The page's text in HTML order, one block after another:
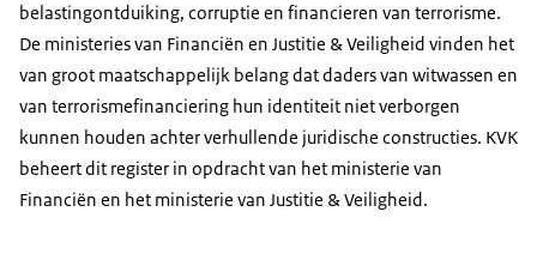
belastingontduiking, corruptie en financieren van terrorisme.
De ministeries van Financiën en Justitie & Veiligheid vinden het
van groot maatschappelijk belang dat daders van witwassen en
van terrorismefinanciering hun identiteit niet verborgen
kunnen houden achter verhullende juridische constructies. KVK
beheert dit register in opdracht van het ministerie van
Financiën en het ministerie van Justitie & Veiligheid.